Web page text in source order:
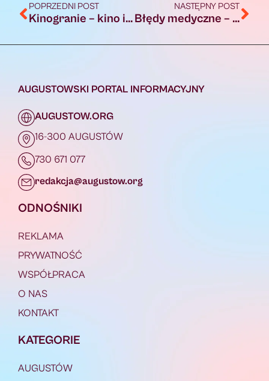
POPRZEDNI POST
Kinogranie – kino i muzyka
NASTĘPNY POST
Błędy medyczne – ubezpieczenie to podstawa
AUGUSTOWSKI PORTAL INFORMACYJNY
AUGUSTOW.ORG
16-300 AUGUSTÓW
730 671 077
redakcja@augustow.org
ODNOŚNIKI
REKLAMA
PRYWATNOŚĆ
WSPÓŁPRACA
O NAS
KONTAKT
KATEGORIE
AUGUSTÓW